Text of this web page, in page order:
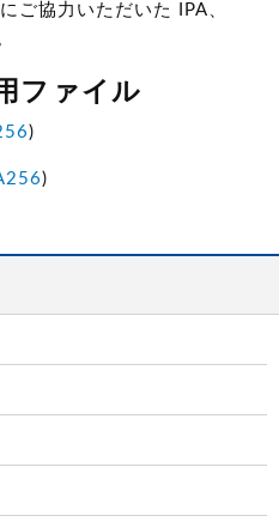
ご協力いただいた IPA、
ファイル
)
)